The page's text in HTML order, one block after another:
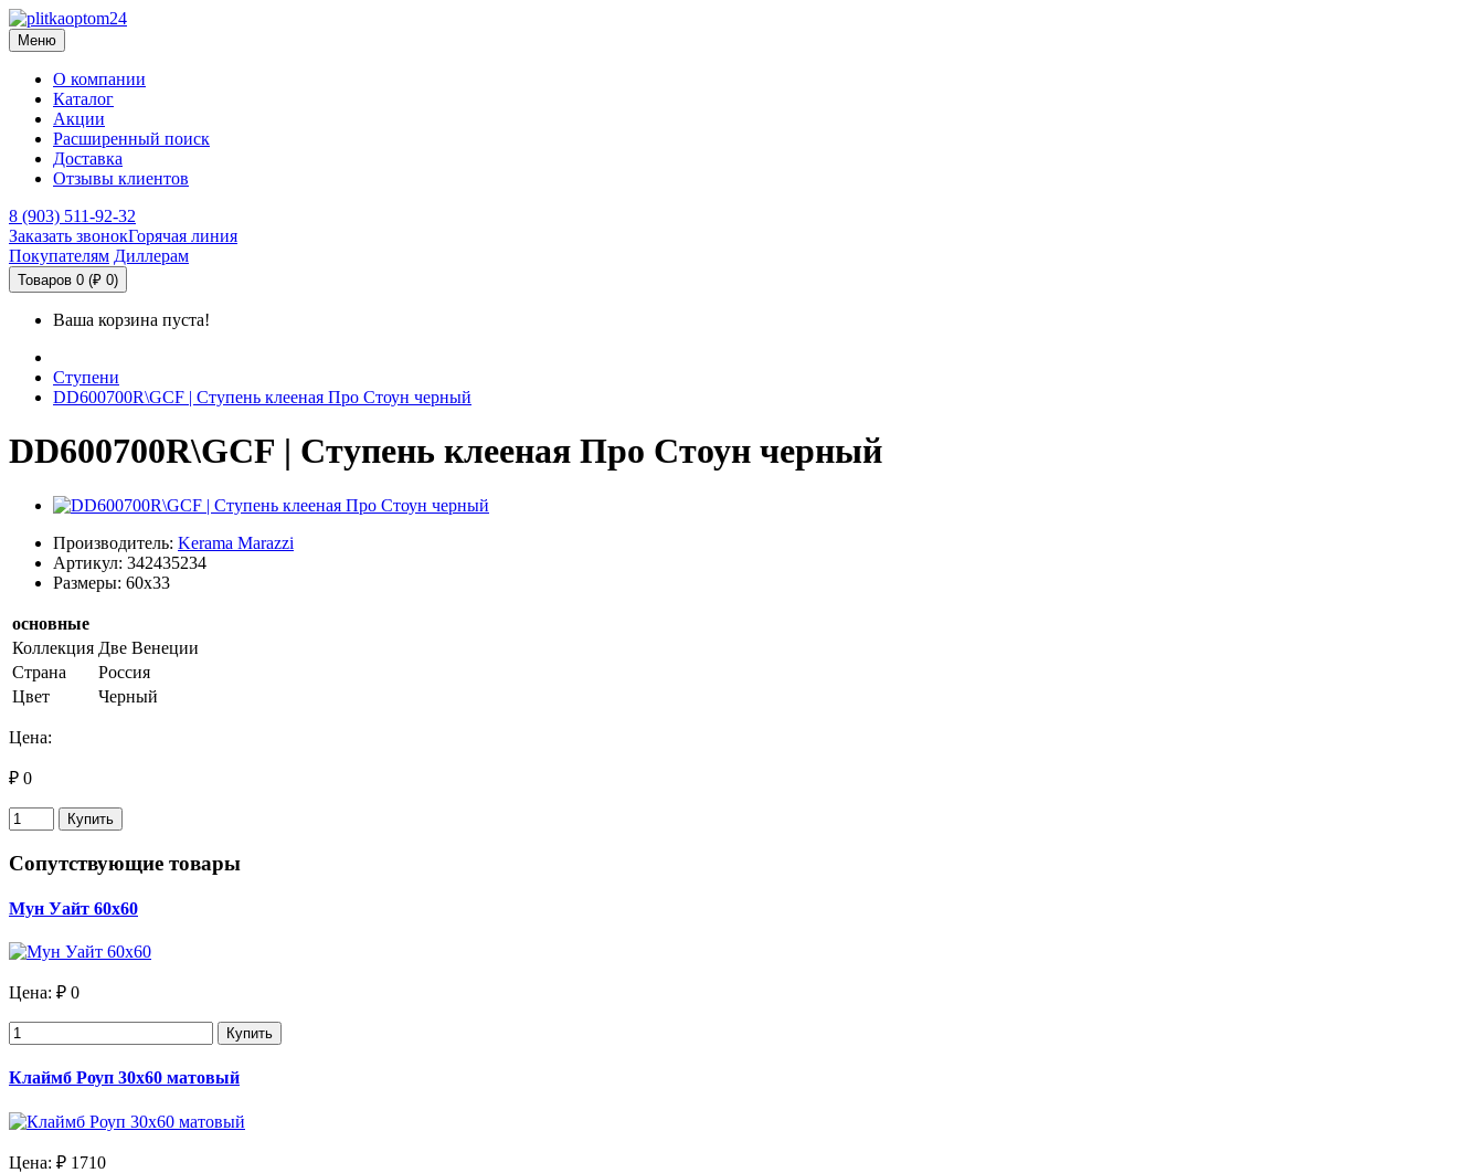
Меню
О компании
Каталог
Акции
Расширенный поиск
Доставка
Отзывы клиентов
8 (903) 511-92-32
Заказать звонокГорячая линия
Покупателям Диллерам
Товаров 0 (₽ 0)
Ваша корзина пуста!
Ступени
DD600700R\GCF | Ступень клееная Про Стоун черный
DD600700R\GCF | Ступень клееная Про Стоун черный
Производитель: Kerama Marazzi
Артикул: 342435234
Размеры: 60x33
основные
Коллекция Две Венеции
Страна
Россия
Цвет
Черный
Цена:
₽ 0
Купить
Сопутствующие товары
Мун Уайт 60х60
Цена: ₽ 0
Купить
Клаймб Роуп 30х60 матовый
Цена: ₽ 1710